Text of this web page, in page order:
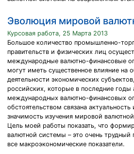
Эволюция мировой
Курсовая работа, 25 Марта 2013
Большое количество промышленно-
правительств и физических лиц
международные валютно-финансовые
могут иметь существенное влияние на
деятельности экономических
российских, которые в последние годы
международных валютно-финансовых
обстоятельством связана актуальность
значимость изучения мировой
Цель моей работы показать, что
валютной системы – это очень трудный
все макроэкономические показатели.